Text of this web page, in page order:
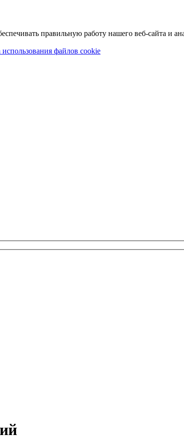
правильную работу нашего веб-сайта и
файлов cookie